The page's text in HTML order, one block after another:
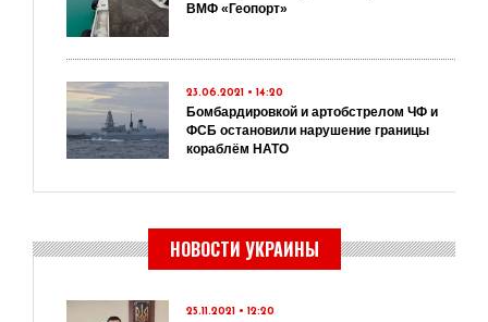
ВМФ «Геопорт»
23.06.2021 • 14:20
Бомбардировкой и артобстрелом ЧФ и
ФСБ остановили нарушение границы
кораблём НАТО
НОВОСТИ УКРАИНЫ
25.11.2021 • 12:20